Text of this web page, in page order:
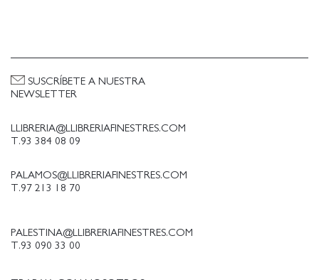
LLIBRERIA@LLIBRERIAFINESTRES.COM
T.93 384 08 09
PALAMOS@LLIBRERIAFINESTRES.COM
T.97 213 18 70
PALESTINA@LLIBRERIAFINESTRES.COM
T.93 090 33 00
SUSCRÍBETE A NUESTRA
NEWSLETTER